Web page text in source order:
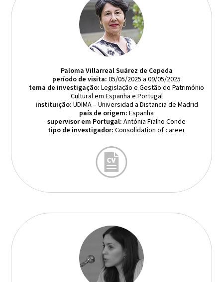
Paloma Villarreal Suárez de Cepeda
período de visita: 05/05/2025 a 09/05/2025
tema de investigação: Legislação e Gestão do Património
Cultural em Espanha e Portugal
instituição: UDIMA – Universidad a Distancia de Madrid
país de origem: Espanha
supervisor em Portugal: Antónia Fialho Conde
tipo de investigador: Consolidation of career